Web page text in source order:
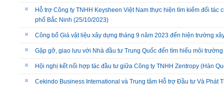
Hỗ trợ Công ty TNHH Keysheen Việt Nam thực hiện tìm kiếm đối
phố Bắc Ninh (25/10/2023)
Công bố Giá vật liệu xây dựng tháng 9 năm 2023 đến hiện trường
Gặp gỡ, giao lưu với Nhà đầu tư Trung Quốc đến tìm hiểu môi
Hội nghị kết nối hợp tác đầu tư giữa Công ty TNHH Zentropy (Hàn
Cekindo Business International và Trung tâm Hỗ trợ Đầu tư Và